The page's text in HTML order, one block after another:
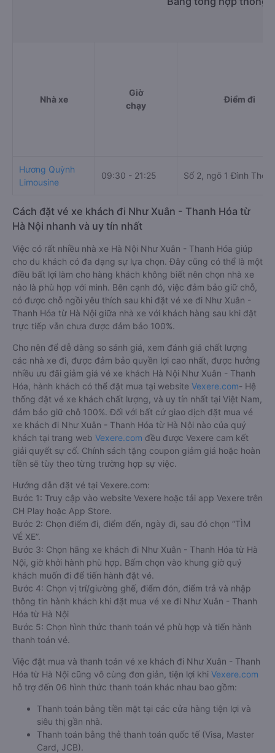
Nhà xe
Giờ
chạy
Điểm đi
Hương Quỳnh
Limousine
09:30 - 21:25 Số 2, ngõ 1 Đình Thôn
Cách đặt vé xe khách đi Như Xuân - Thanh Hóa từ
Hà Nội nhanh và uy tín nhất
Việc có rất nhiều nhà xe Hà Nội Như Xuân - Thanh Hóa giúp
cho du khách có đa dạng sự lựa chọn. Đây cũng có thể là một
điều bất lợi làm cho hàng khách không biết nên chọn nhà xe
nào là phù hợp với mình. Bên cạnh đó, việc đảm bảo giữ chỗ,
có được chỗ ngồi yêu thích sau khi đặt vé xe đi Như Xuân -
Thanh Hóa từ Hà Nội giữa nhà xe với khách hàng sau khi đặt
trực tiếp vẫn chưa được đảm bảo 100%.
Cho nên để dễ dàng so sánh giá, xem đánh giá chất lượng
các nhà xe đi, được đảm bảo quyền lợi cao nhất, được hưởng
nhiều ưu đãi giảm giá vé xe khách Hà Nội Như Xuân - Thanh
Hóa, hành khách có thể đặt mua tại website Vexere.com- Hệ
thống đặt vé xe khách chất lượng, và uy tín nhất tại Việt Nam,
đảm bảo giữ chỗ 100%. Đối với bất cứ giao dịch đặt mua vé
xe khách đi Như Xuân - Thanh Hóa từ Hà Nội nào của quý
khách tại trang web Vexere.com đều được Vexere cam kết
giải quyết sự cố. Chính sách tặng coupon giảm giá hoặc hoàn
tiền sẽ tùy theo từng trường hợp sự việc.
Hướng dẫn đặt vé tại Vexere.com:
Bước 1: Truy cập vào website Vexere hoặc tải app Vexere trên
CH Play hoặc App Store.
Bước 2: Chọn điểm đi, điểm đến, ngày đi, sau đó chọn “TÌM
VÉ XE”.
Bước 3: Chọn hãng xe khách đi Như Xuân - Thanh Hóa từ Hà
Nội, giờ khởi hành phù hợp. Bấm chọn vào khung giờ quý
khách muốn đi để tiến hành đặt vé.
Bước 4: Chọn vị trí/giường ghế, điểm đón, điểm trả và nhập
thông tin hành khách khi đặt mua vé xe đi Như Xuân - Thanh
Hóa từ Hà Nội
Bước 5: Chọn hình thức thanh toán vé phù hợp và tiến hành
thanh toán vé.
Việc đặt mua và thanh toán vé xe khách đi Như Xuân - Thanh
Hóa từ Hà Nội cũng vô cùng đơn giản, tiện lợi khi Vexere.com
hỗ trợ đến 06 hình thức thanh toán khác nhau bao gồm:
Thanh toán bằng tiền mặt tại các cửa hàng tiện lợi và
siêu thị gần nhà.
Thanh toán bằng thẻ thanh toán quốc tế (Visa, Master
Card, JCB).